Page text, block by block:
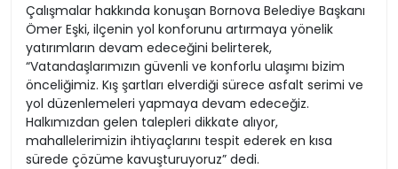
Çalışmalar hakkında konuşan Bornova Belediye Başkanı
Ömer Eşki, ilçenin yol konforunu artırmaya yönelik
yatırımların devam edeceğini belirterek,
“Vatandaşlarımızın güvenli ve konforlu ulaşımı bizim
önceliğimiz. Kış şartları elverdiği sürece asfalt serimi ve
yol düzenlemeleri yapmaya devam edeceğiz.
Halkımızdan gelen talepleri dikkate alıyor,
mahallelerimizin ihtiyaçlarını tespit ederek en kısa
sürede çözüme kavuşturuyoruz” dedi.